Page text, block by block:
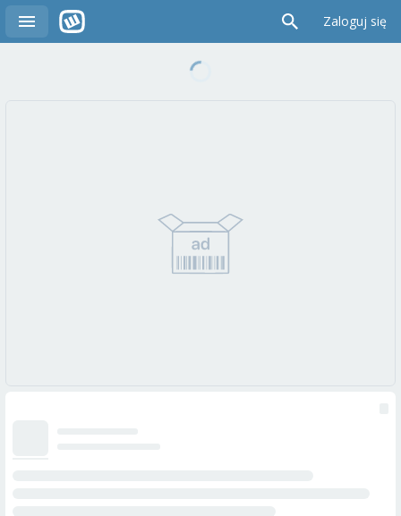
Zaloguj się